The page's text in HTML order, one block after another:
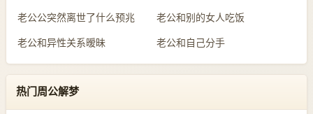
老公公突然离世了什么预兆 老公和别的女人吃饭
老公和异性关系暧昧 老公和自己分手
热门周公解梦